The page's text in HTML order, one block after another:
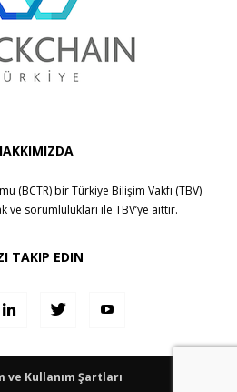
(BCTR) birTürkiye Bilişim Vakfı (TBV)
ve sorumlulukları ile TBV’ye aittir.
TAKIP EDIN
ve Kullanım Şartları